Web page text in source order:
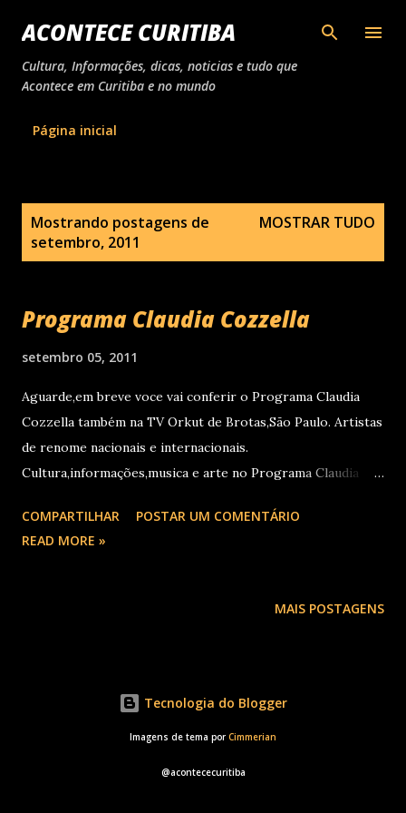
Pular para o conteúdo principal
ACONTECE CURITIBA
Cultura, Informações, dicas, noticias e tudo que
Acontece em Curitiba e no mundo
Página inicial
Mostrando postagens de
setembro, 2011
MOSTRAR TUDO
Programa Claudia Cozzella
setembro 05, 2011
Aguarde,em breve voce vai conferir o Programa Claudia
Cozzella também na TV Orkut de Brotas,São Paulo. Artistas
de renome nacionais e internacionais.
Cultura,informações,musica e arte no Programa Claudia
www.acontececuritiba.com.br Contatos e dicas de pauta:
producao@acontececuritiba.com.br
COMPARTILHAR
POSTAR UM COMENTÁRIO
READ MORE »
MAIS POSTAGENS
Tecnologia do Blogger
Imagens de tema por Cimmerian
@acontececuritiba